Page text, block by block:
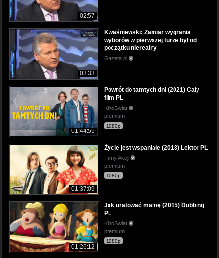
02:57
03:33
Kwaśniewski: Zamiar wygrania
wyborów w pierwszej turze był od
początku nierealny
Gazeta.pl
01:44:55
Powrót do tamtych dni (2021) Cały
film PL
KinoSwiat
premium
1080p
01:37:09
Życie jest wspaniałe (2018) Lektor PL
Filmy Akcji
premium
1080p
01:26:12
Jak uratować mamę (2015) Dubbing
PL
KinoSwiat
premium
1080p